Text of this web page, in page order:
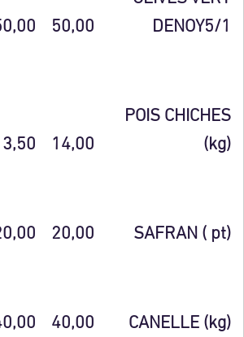
DENOY5/1
50,00
POIS CHICHES
(kg)
14,00
SAFRAN ( pt)
20,00
CANELLE (kg)
40,00